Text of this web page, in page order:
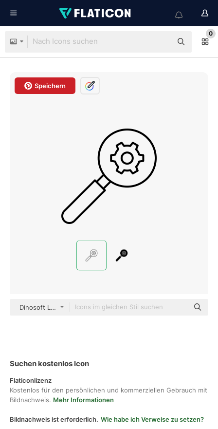
0
Speichern
Dinosoft Lineal
Suchen kostenlos Icon
Flaticonlizenz
Kostenlos für den persönlichen und kommerziellen Gebrauch mit
Bildnachweis. Mehr Informationen
Bildnachweis ist erforderlich. Wie habe ich Verweise zu setzen?